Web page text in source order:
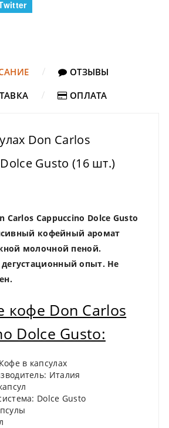
ОТЗЫВЫ
ОПЛАТА
Don Carlos
Gusto (16 шт.)
Carlos Cappuccino Dolce Gusto
кофейный аромат
молочной пеной.
опыт. Не
кофе Don Carlos
Dolce Gusto:
в капсулах
Италия
Dolce Gusto